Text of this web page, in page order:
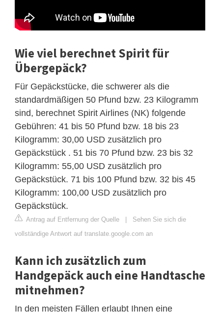
Wie viel berechnet Spirit für
Übergepäck?
Für Gepäckstücke, die schwerer als die
standardmäßigen 50 Pfund bzw. 23 Kilogramm
sind, berechnet Spirit Airlines (NK) folgende
Gebühren: 41 bis 50 Pfund bzw. 18 bis 23
Kilogramm: 30,00 USD zusätzlich pro
Gepäckstück . 51 bis 70 Pfund bzw. 23 bis 32
Kilogramm: 55,00 USD zusätzlich pro
Gepäckstück. 71 bis 100 Pfund bzw. 32 bis 45
Kilogramm: 100,00 USD zusätzlich pro
Gepäckstück.
Antrag auf Entfernung der Quelle | Sehen Sie sich die
vollständige Antwort auf translate.google.com an
Kann ich zusätzlich zum
Handgepäck auch eine Handtasche
mitnehmen?
In den meisten Fällen erlaubt Ihnen eine